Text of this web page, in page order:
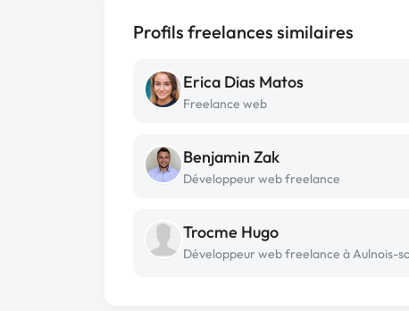
Profils freelances similaires
Erica Dias Matos
Freelance web
Benjamin Zak
Développeur web freelance
Trocme Hugo